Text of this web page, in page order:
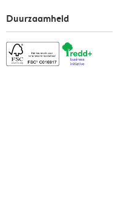
Duurzaamheid